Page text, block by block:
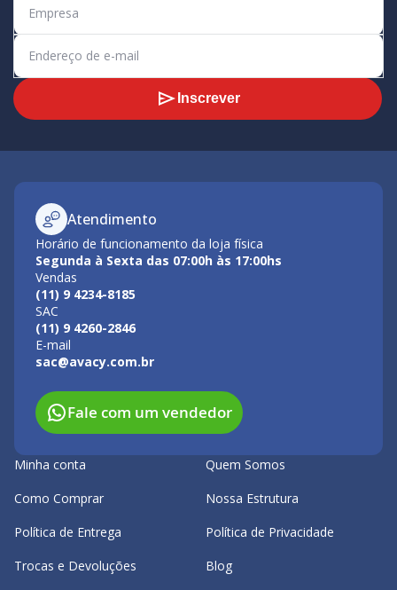
Inscrever
Atendimento
Horário de funcionamento da loja física
Segunda à Sexta das 07:00h às 17:00hs
Vendas
(11) 9 4234-8185
SAC
(11) 9 4260-2846
E-mail
sac@avacy.com.br
Fale com um vendedor
Minha conta
Como Comprar
Política de Entrega
Trocas e Devoluções
Quem Somos
Nossa Estrutura
Política de Privacidade
Blog